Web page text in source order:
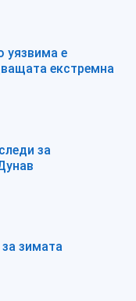
уязвима е
екстремна
за
зимата